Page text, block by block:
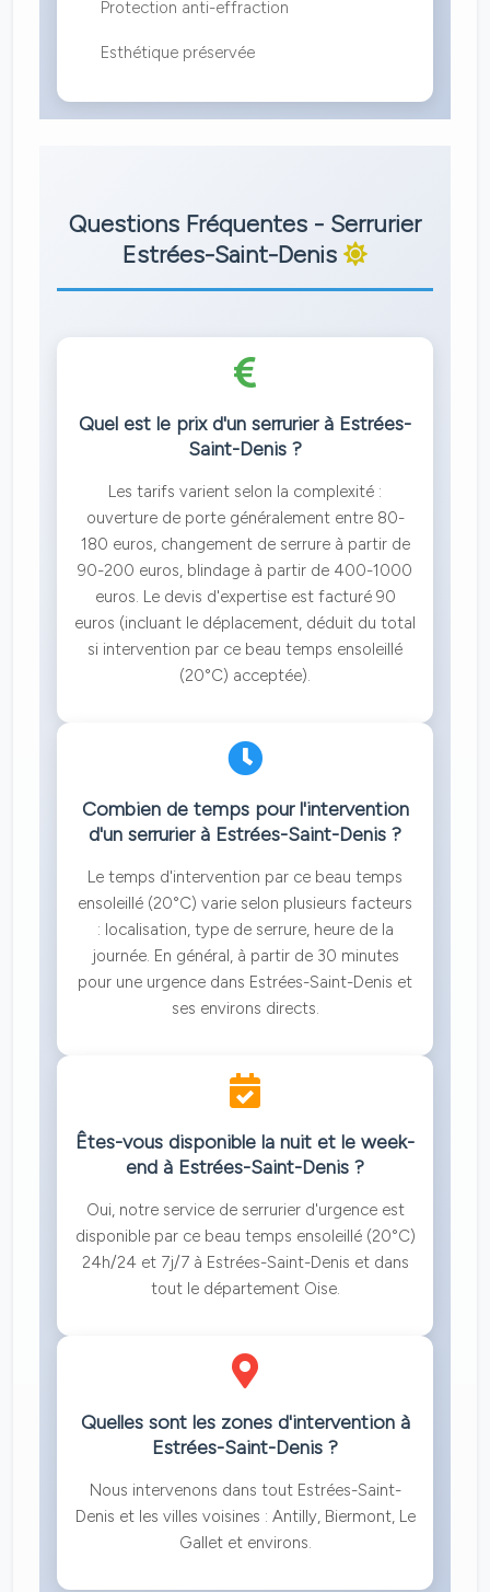
Protection anti-effraction
Esthétique préservée
Questions Fréquentes - Serrurier
Estrées-Saint-Denis
Quel est le prix d'un serrurier à Estrées-
Saint-Denis ?
Les tarifs varient selon la complexité :
ouverture de porte généralement entre 80-
180 euros, changement de serrure à partir de
90-200 euros, blindage à partir de 400-1000
euros. Le devis d'expertise est facturé 90
euros (incluant le déplacement, déduit du total
si intervention par ce beau temps ensoleillé
(20°C) acceptée).
Combien de temps pour l'intervention
d'un serrurier à Estrées-Saint-Denis ?
Le temps d'intervention par ce beau temps
ensoleillé (20°C) varie selon plusieurs facteurs
: localisation, type de serrure, heure de la
journée. En général, à partir de 30 minutes
pour une urgence dans Estrées-Saint-Denis et
ses environs directs.
Êtes-vous disponible la nuit et le week-
end à Estrées-Saint-Denis ?
Oui, notre service de serrurier d'urgence est
disponible par ce beau temps ensoleillé (20°C)
24h/24 et 7j/7 à Estrées-Saint-Denis et dans
tout le département Oise.
Quelles sont les zones d'intervention à
Estrées-Saint-Denis ?
Nous intervenons dans tout Estrées-Saint-
Denis et les villes voisines : Antilly, Biermont, Le
Gallet et environs.